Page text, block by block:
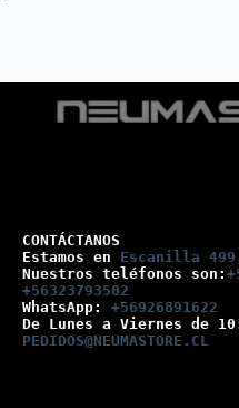
CONTÁCTANOS
Estamos en Escanilla
Nuestros teléfonos son:
+56323793502
WhatsApp: +56926891622
De Lunes a Viernes de
PEDIDOS@NEUMASTORE.CL